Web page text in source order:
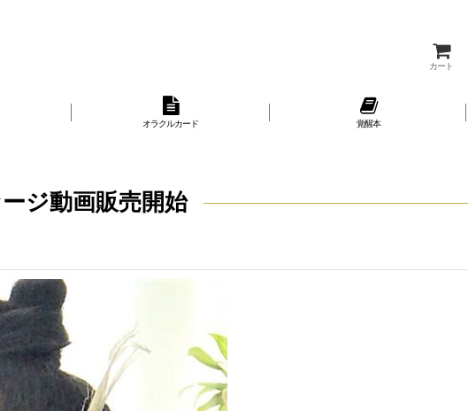
カート
オラクルカード 覚醒本
ジ動画販売開始